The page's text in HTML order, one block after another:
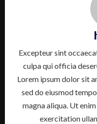
Excepteur sint
culpa qui officia
Lorem ipsum dolor sit
sed do eiusmod
magna aliqua. Ut
exercitation